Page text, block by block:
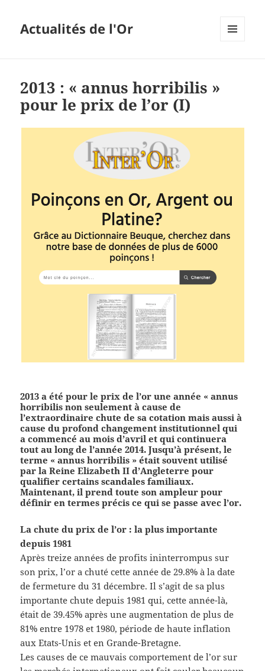
Actualités de l'Or
2013 : « annus horribilis »
pour le prix de l’or (I)
2013 a été pour le prix de l’or une année « annus
horribilis non seulement à cause de
l’extraordinaire chute de sa cotation mais aussi à
cause du profond changement institutionnel qui
a commencé au mois d’avril et qui continuera
tout au long de l’année 2014. Jusqu’à présent, le
terme « annus horribilis » était souvent utilisé
par la Reine Elizabeth II d’Angleterre pour
qualifier certains scandales familiaux.
Maintenant, il prend toute son ampleur pour
définir en termes précis ce qui se passe avec l’or.
La chute du prix de l’or : la plus importante
depuis 1981
Après treize années de profits ininterrompus sur
son prix, l’or a chuté cette année de 29.8% à la date
de fermeture du 31 décembre. Il s’agit de sa plus
importante chute depuis 1981 qui, cette année-là,
était de 39.45% après une augmentation de plus de
81% entre 1978 et 1980, période de haute inflation
aux Etats-Unis et en Grande-Bretagne.
Les causes de ce mauvais comportement de l’or sur